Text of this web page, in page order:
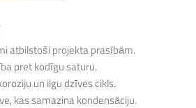
atbilstoši projekta prasībām.
pret kodīgu saturu.
un ilgu dzīves cikls.
kas samazina kondensāciju.